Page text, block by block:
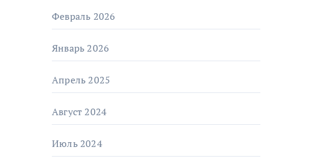
Февраль 2026
Январь 2026
Апрель 2025
Август 2024
Июль 2024